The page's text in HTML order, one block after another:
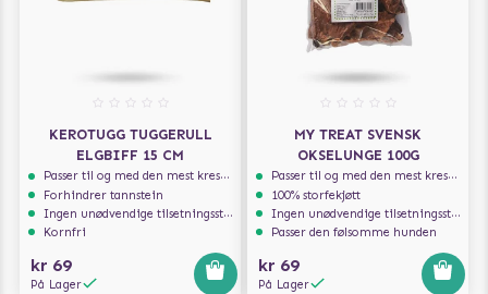
KEROTUGG TUGGERULL
ELGBIFF 15 CM
Passer til og med den mest kresne hunden
Forhindrer tannstein
Ingen unødvendige tilsetningsstoffer
Kornfri
kr 69
På Lager
MY TREAT SVENSK
OKSELUNGE 100G
Passer til og med den mest kresne hunden
100% storfekjøtt
Ingen unødvendige tilsetningsstoffer
Passer den følsomme hunden
kr 69
På Lager